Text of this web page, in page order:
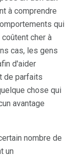
à comprendre
qui
cher à
cas, les gens
d'aider
de parfaits
chose qui
avantage
nombre de
un